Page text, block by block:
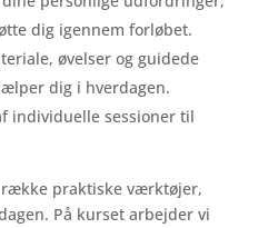
dig igennem forløbet.
øvelser og guidede
dig i hverdagen.
individuelle sessioner til
praktiske værktøjer,
På kurset arbejder vi